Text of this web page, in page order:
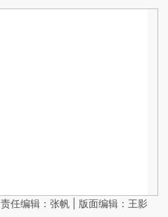
责任编辑：张帆 | 版面编辑：王影